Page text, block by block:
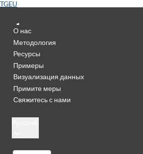
TGEU
О нас
Методология
Ресурсы
Примеры
Визуализация данных
Примите меры
Свяжитесь с нами